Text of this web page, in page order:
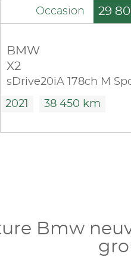
Occasion 29
BMW
X2
2021 38 450 km
Bmw